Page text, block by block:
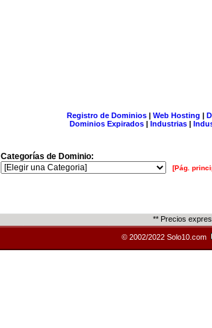
Registro de Dominios| Web Hosting |
Dominios Expirados | Industrias |
Categorías de Dominio:
[Pág.
** Precios
© 2002/2022 Solo10.com